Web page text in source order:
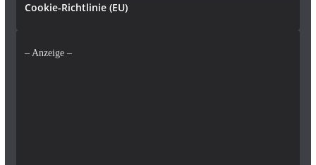
Cookie-Richtlinie (EU)
– Anzeige –